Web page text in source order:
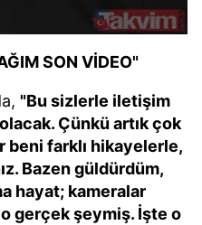
SON VİDEO"
"Bu sizlerle iletişim
Çünkü artık çok
beni farklı hikayelerle,
Bazen güldürdüm,
hayat; kameralar
o gerçek şeymiş. İşte o